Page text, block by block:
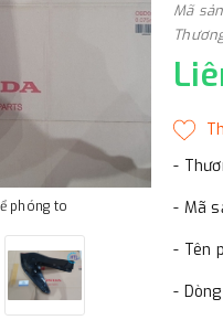
phóng to
Mã
-
- Mã
- Tên
-